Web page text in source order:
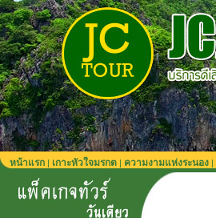
หน้าแรก | เกาะหัวใจมรกต | ความงามแห่งระนอง |